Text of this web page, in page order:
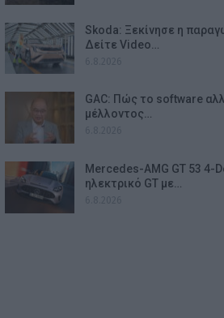
Skoda: Ξεκίνησε η
Δείτε Video…
GAC: Πώς το software
μέλλοντος…
Mercedes-AMG GT 53 4-
ηλεκτρικό GT με…